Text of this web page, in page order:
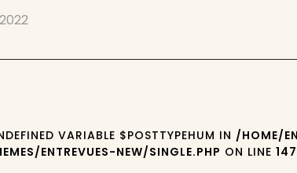
VARIABLE $POSTTYPEHUM IN /HOME/
ENTREVUES-NEW/SINGLE.PHP ON LINE147